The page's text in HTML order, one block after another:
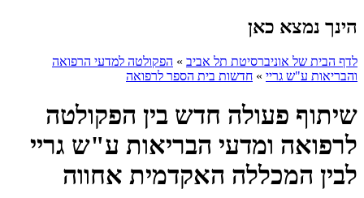
הינך נמצא כאן
לדף הבית של אוניברסיטת תל אביב » הפקולטה למדעי הרפואה
והבריאות ע"ש גריי » חדשות בית הספר לרפואה
שיתוף פעולה חדש בין הפקולטה
לרפואה ומדעי הבריאות ע"ש גריי
לבין המכללה האקדמית אחווה